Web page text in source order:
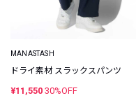
MANASTASH
ドライ素材 スラックスパンツ
¥11,550 30%OFF